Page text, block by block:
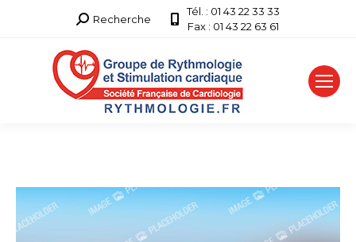
Recherche
Recherche
Tél. : 01 43 22 33 33
Fax : 01 43 22 63 61